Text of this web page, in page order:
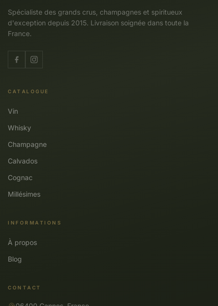
Spécialiste des grands crus, champagnes et spiritueux
d'exception depuis 2015. Livraison soignée dans toute la
France.
CATALOGUE
Vin
Whisky
Champagne
Calvados
Cognac
Millésimes
INFORMATIONS
À propos
Blog
CONTACT